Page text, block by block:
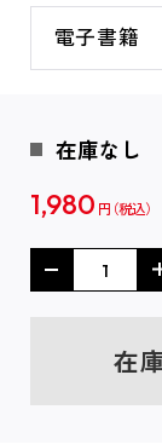
電子書籍
在庫なし
1,980 円
在